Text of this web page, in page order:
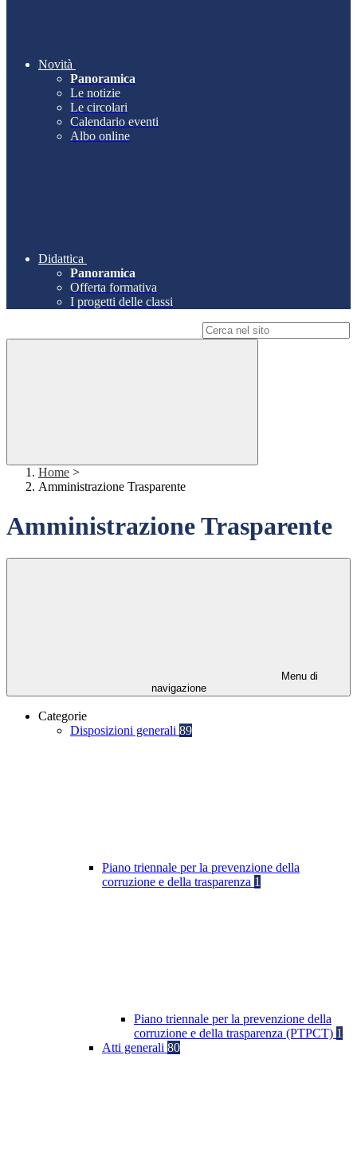
Novità
Panoramica
Le notizie
Le circolari
Calendario eventi
Albo online
Didattica
Panoramica
Offerta formativa
I progetti delle classi
Home >
Amministrazione Trasparente
Amministrazione Trasparente
Menu di
navigazione
Categorie
Disposizioni generali 89
Piano triennale per la prevenzione della
corruzione e della trasparenza 1
Piano triennale per la prevenzione della
corruzione e della trasparenza (PTPCT) 1
Atti generali 80